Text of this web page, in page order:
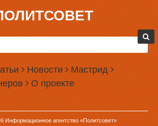
Новости Мастрид
О проекте
Информационное агентство «Политсовет»
ПРИГЛАСИЛИ В СУД
областного арбитража намерено
в 2008 году в присутствии журналистов.
заседании президиума суда, помимо
и высокопоставленных чиновников —
президента в УрФО Николая
прокурора Юрия Пономарева,
Виктора Кокшарова и прочих VIP-